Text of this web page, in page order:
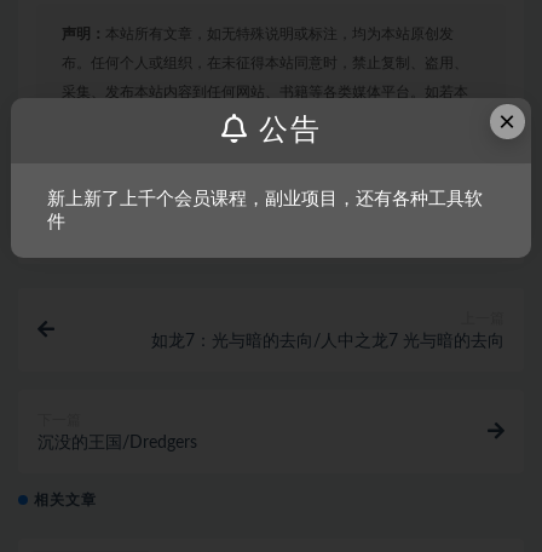
声明： 本站所有文章，如无特殊说明或标注，均为本站原创发
布。任何个人或组织，在未征得本站同意时，禁止复制、盗用、
采集、发布本站内容到任何网站、书籍等各类媒体平台。如若本
站内容侵犯了原著者的合法权益，可联系我们进行处理。
如龙7：光与暗的去向/人中之龙7 光与暗的去向
沉没的王国/Dredgers
相关文章
×
公告
新上新了上千个会员课程，副业项目，还有各种工具软
件